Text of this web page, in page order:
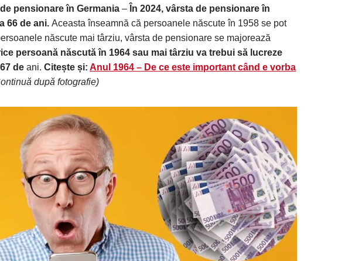
pensionare în Germania – În 2024, vârsta de pensionare în
66 de ani. Aceasta înseamnă că persoanele născute în 1958 se pot
născute mai târziu, vârsta de pensionare se majorează
persoană născută în 1964 sau mai târziu va trebui să lucreze
de ani. Citește și: Anul 1964 – De ce este important când e vorba
după fotografie)